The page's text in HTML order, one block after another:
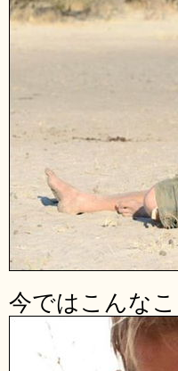
今ではこんな